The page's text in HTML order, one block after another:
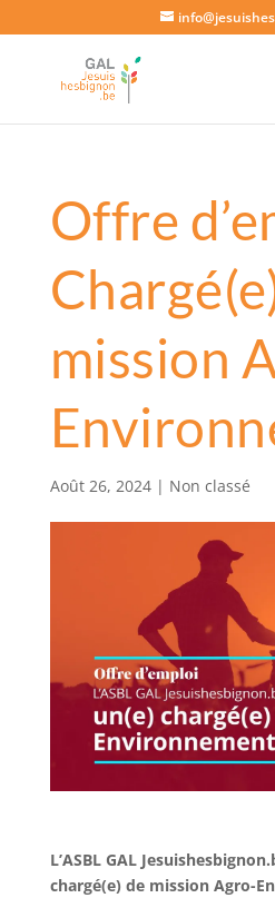
Offre
mission
Août 26, 2024| Non classé
L’ASBL GAL
chargé(e) de mission Agro-